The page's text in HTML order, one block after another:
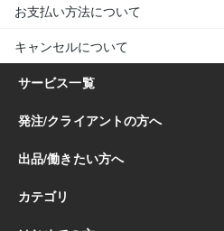
お支払い方法について
キャンセルについて